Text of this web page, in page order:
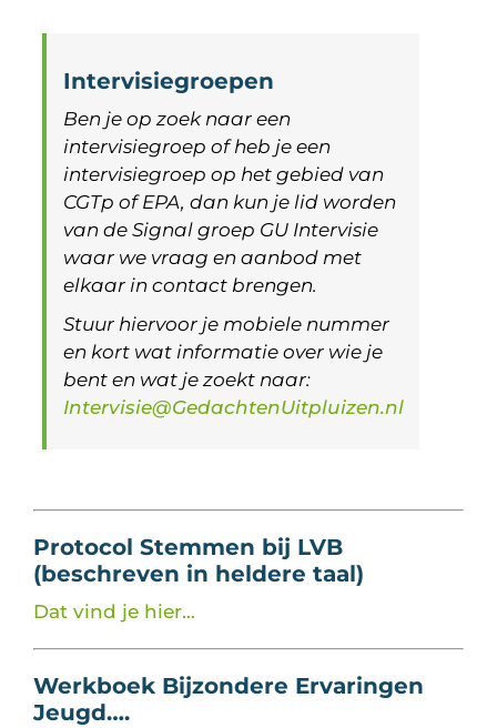
Intervisiegroepen
Ben je op zoek naar een
intervisiegroep of heb je een
intervisiegroep op het gebied van
CGTp of EPA, dan kun je lid worden
van de Signal groep GU Intervisie
waar we vraag en aanbod met
elkaar in contact brengen.
Stuur hiervoor je mobiele nummer
en kort wat informatie over wie je
bent en wat je zoekt naar:
Intervisie@GedachtenUitpluizen.nl
Protocol Stemmen bij LVB
(beschreven in heldere taal)
Dat vind je hier…
Werkboek Bijzondere Ervaringen
Jeugd….